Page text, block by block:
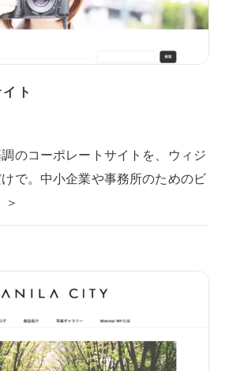
ト
のコーポレートサイトを、ウィジ
で。中小企業や事務所のためのビ